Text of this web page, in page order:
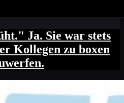
Ja. Sie war stets
Kollegen zu boxen